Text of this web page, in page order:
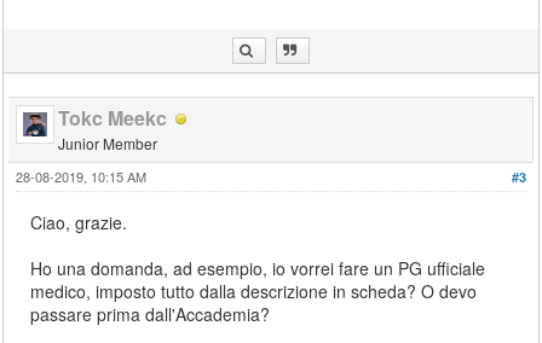
Tokc Meekc
Junior Member
#3
28-08-2019, 10:15 AM
Ciao, grazie.
Ho una domanda, ad esempio, io vorrei fare un PG ufficiale
medico, imposto tutto dalla descrizione in scheda? O devo
passare prima dall'Accademia?